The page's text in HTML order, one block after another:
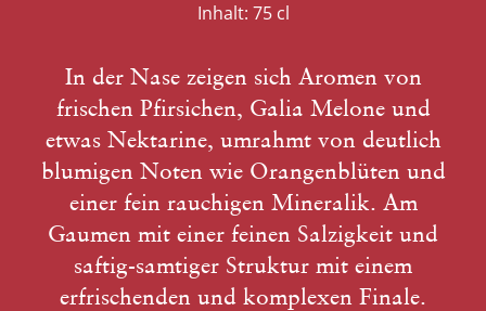
Inhalt: 75 cl
In der Nase zeigen sich Aromen von
frischen Pfirsichen, Galia Melone und
etwas Nektarine, umrahmt von deutlich
blumigen Noten wie Orangenblüten und
einer fein rauchigen Mineralik. Am
Gaumen mit einer feinen Salzigkeit und
saftig-samtiger Struktur mit einem
erfrischenden und komplexen Finale.